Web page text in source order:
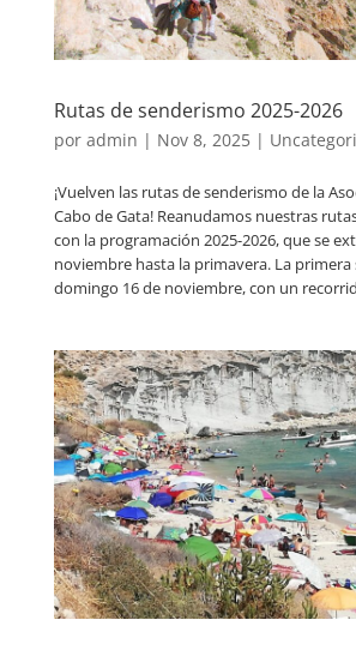
Rutas de senderismo 2025-2026
por admin | Nov 8, 2025|
¡Vuelven las rutas de senderismo de la
Cabo de Gata! Reanudamos nuestras
con la programación 2025-2026, que se
noviembre hasta la primavera. La primera
domingo 16 de noviembre, con un